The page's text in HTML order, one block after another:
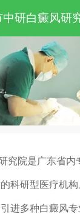
中研白癜风研
究院是广东省内
科研型医疗机
进多种白癜风